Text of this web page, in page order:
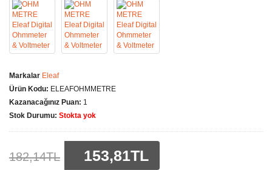
Markalar Eleaf
Ürün Kodu: ELEAFOHMMETRE
Kazanacağınız Puan: 1
Stok Durumu: Stokta yok
182,14TL 153,81TL